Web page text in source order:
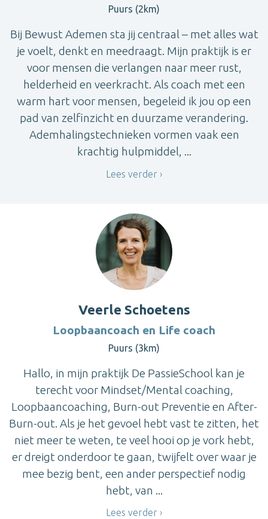
Puurs (2km)
Bij Bewust Ademen sta jij centraal – met alles wat
je voelt, denkt en meedraagt. Mijn praktijk is er
voor mensen die verlangen naar meer rust,
helderheid en veerkracht. Als coach met een
warm hart voor mensen, begeleid ik jou op een
pad van zelfinzicht en duurzame verandering.
Ademhalingstechnieken vormen vaak een
krachtig hulpmiddel, ...
Lees verder
Veerle Schoetens
Loopbaancoach en Life coach
Puurs (3km)
Hallo, in mijn praktijk De PassieSchool kan je
terecht voor Mindset/Mental coaching,
Loopbaancoaching, Burn-out Preventie en After-
Burn-out. Als je het gevoel hebt vast te zitten, het
niet meer te weten, te veel hooi op je vork hebt,
er dreigt onderdoor te gaan, twijfelt over waar je
mee bezig bent, een ander perspectief nodig
hebt, van ...
Lees verder